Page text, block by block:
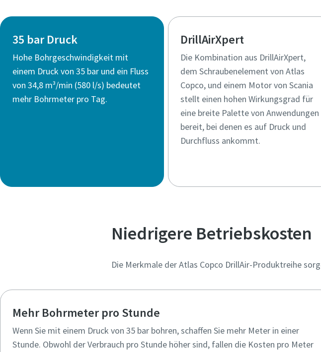
35 bar Druck
Hohe Bohrgeschwindigkeit mit
einem Druck von 35 bar und ein Fluss
von 34,8 m³/min (580 l/s) bedeutet
mehr Bohrmeter pro Tag.
DrillAirXpert
Die Kombination aus DrillAirXpert,
dem Schraubenelement von Atlas
Copco, und einem Motor von Scania
stellt einen hohen Wirkungsgrad für
eine breite Palette von Anwendungen
bereit, bei denen es auf Druck und
Durchfluss ankommt.
Niedrigere Betriebskosten
Die Merkmale der Atlas Copco DrillAir-Produktreihe
Mehr Bohrmeter pro Stunde
Wenn Sie mit einem Druck von 35 bar bohren, schaffen Sie mehr Meter in einer
Stunde. Obwohl der Verbrauch pro Stunde höher sind, fallen die Kosten pro Meter